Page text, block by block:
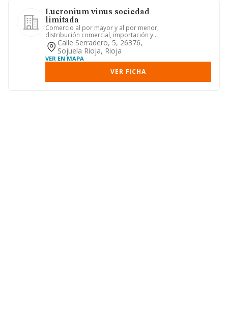
Lucronium vinus sociedad
limitada
Comercio al por mayor y al por menor,
distribución comercial, importación y
exportación de vinos y ...
Calle Serradero, 5, 26376,
Sojuela Rioja, Rioja
VER EN MAPA
VER FICHA